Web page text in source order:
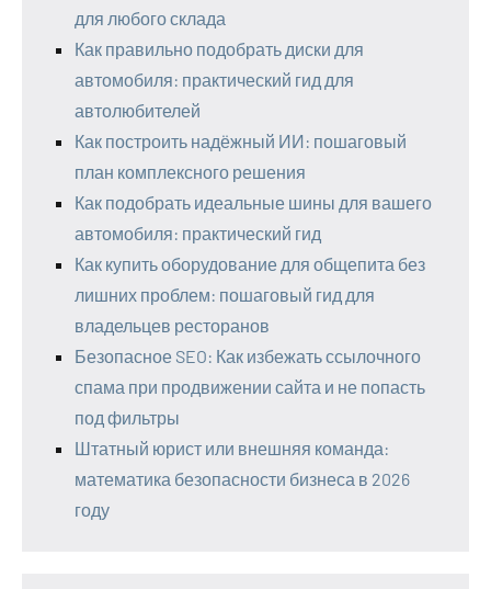
для любого склада
Как правильно подобрать диски для
автомобиля: практический гид для
автолюбителей
Как построить надёжный ИИ: пошаговый
план комплексного решения
Как подобрать идеальные шины для вашего
автомобиля: практический гид
Как купить оборудование для общепита без
лишних проблем: пошаговый гид для
владельцев ресторанов
Безопасное SEO: Как избежать ссылочного
спама при продвижении сайта и не попасть
под фильтры
Штатный юрист или внешняя команда:
математика безопасности бизнеса в 2026
году